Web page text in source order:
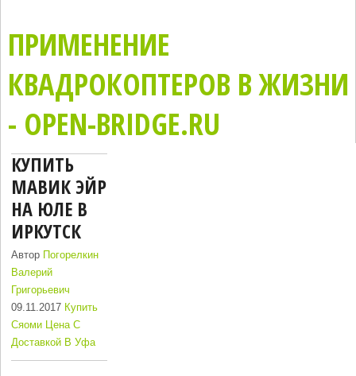
ПРИМЕНЕНИЕ
КВАДРОКОПТЕРОВ В ЖИЗНИ
- OPEN-BRIDGE.RU
КУПИТЬ
МАВИК ЭЙР
НА ЮЛЕ В
ИРКУТСК
Автор Погорелкин
Валерий
Григорьевич
09.11.2017 Купить
Сяоми Цена С
Доставкой В Уфа